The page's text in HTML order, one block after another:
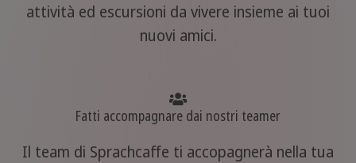
attività ed escursioni da vivere insieme ai tuoi
nuovi amici.
Fatti accompagnare dai nostri teamer
Il team di Sprachcaffe ti accopagnerà nella tua